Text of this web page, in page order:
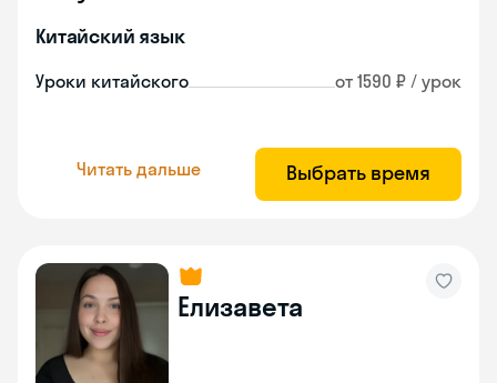
Китайский язык
Уроки китайского от 1590 ₽ / урок
Читать дальше Выбрать время
Елизавета